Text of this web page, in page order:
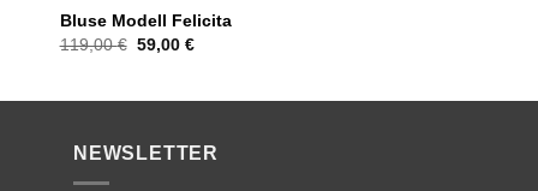
Bluse Modell Felicita
119,00€ Ursprünglicher
59,00 €Aktueller
NEWSLETTER